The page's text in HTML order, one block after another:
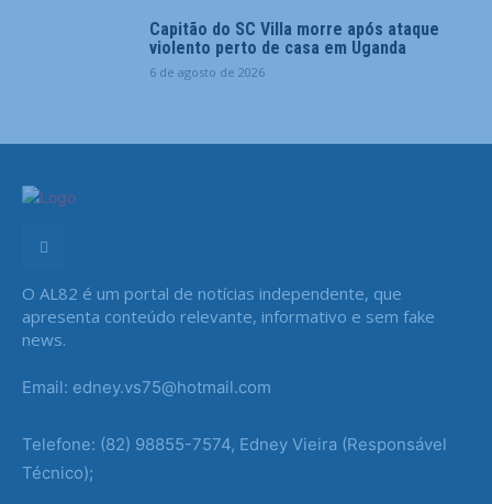
Capitão do SC Villa morre após ataque
violento perto de casa em Uganda
6 de agosto de 2026
O AL82 é um portal de notícias independente, que
apresenta conteúdo relevante, informativo e sem fake
news.
Email: edney.vs75@hotmail.com
Telefone: (82) 98855-7574, Edney Vieira (Responsável
Técnico);